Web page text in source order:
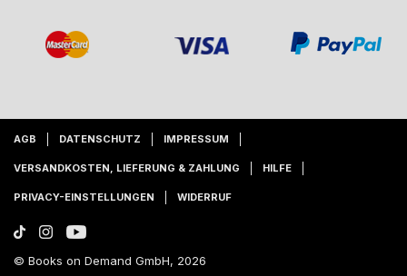
AGB DATENSCHUTZ IMPRESSUM
VERSANDKOSTEN, LIEFERUNG & ZAHLUNG HILFE
PRIVACY-EINSTELLUNGEN WIDERRUF
© Books on Demand GmbH, 2026